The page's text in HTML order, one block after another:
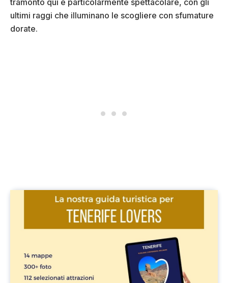
tramonto qui è particolarmente spettacolare, con gli
ultimi raggi che illuminano le scogliere con sfumature
dorate.